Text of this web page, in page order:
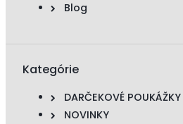
Blog
Kategórie
DARČEKOVÉ POUKÁŽKY
NOVINKY